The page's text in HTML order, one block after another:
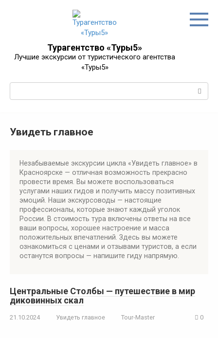
Турагентство «Туры5»
Лучшие экскурсии от туристического агентства
«Туры5»
Увидеть главное
Незабываемые экскурсии цикла «Увидеть главное» в
Красноярске — отличная возможность прекрасно
провести время. Вы можете воспользоваться
услугами наших гидов и получить массу позитивных
эмоций. Наши экскурсоводы — настоящие
профессионалы, которые знают каждый уголок
России. В стоимость тура включены ответы на все
ваши вопросы, хорошее настроение и масса
положительных впечатлений. Здесь вы можете
ознакомиться с ценами и отзывами туристов, а если
останутся вопросы — напишите гиду напрямую.
Центральные Столбы — путешествие в мир
диковинных скал
21.10.2024 Увидеть главное Tour-Master 0